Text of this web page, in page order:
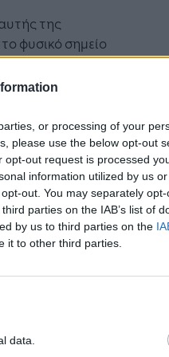
or processing of your
please use the below opt-out
out request is processed
information utilized by us
out. You may separately
parties on the IAB’s list of
by us to third parties on the
it to other third parties.
data.
της
φυσικό σημείο
Τα ελληνικά
υποδομές δεν
της
είπε
του
– Aegean
Baltic Sea –